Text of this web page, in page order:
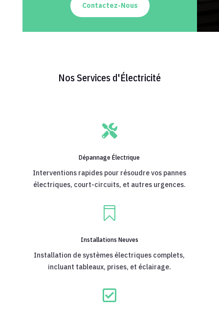
Contactez-Nous
Nos Services d'Électricité

Dépannage Électrique
Interventions rapides pour résoudre vos pannes
électriques, court-circuits, et autres urgences.

Installations Neuves
Installation de systèmes électriques complets,
incluant tableaux, prises, et éclairage.
